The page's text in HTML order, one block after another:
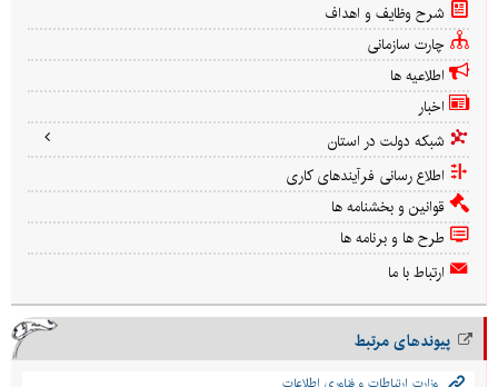
شرح وظایف و اهداف
چارت سازمانی
اطلاعیه ها
اخبار
شبکه دولت در استان
اطلاع رسانی فرآیندهای کاری
قوانین و بخشنامه ها
طرح ها و برنامه ها
ارتباط با ما
پیوندهای مرتبط